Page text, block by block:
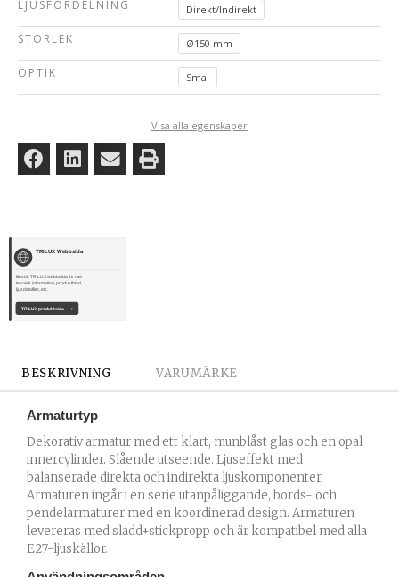
LJUSFÖRDELNING Direkt/Indirekt
STORLEK Ø150 mm
OPTIK Smal
Visa alla egenskaper
TRILUX Webbsida
Besök TRILUX webbsida för mer
teknisk information, produktblad,
ljusdatafiler, etc.
›
TRILUX produktsida
BESKRIVNING VARUMÄRKE
Armaturtyp
Dekorativ armatur med ett klart, munblåst glas och en opal
innercylinder. Slående utseende. Ljuseffekt med
balanserade direkta och indirekta ljuskomponenter.
Armaturen ingår i en serie utanpåliggande, bords- och
pendelarmaturer med en koordinerad design. Armaturen
levereras med sladd+stickpropp och är kompatibel med alla
E27-ljuskällor.